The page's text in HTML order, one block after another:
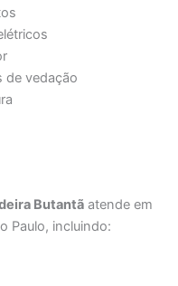
de vedação
Butantã atende em
Paulo, incluindo: